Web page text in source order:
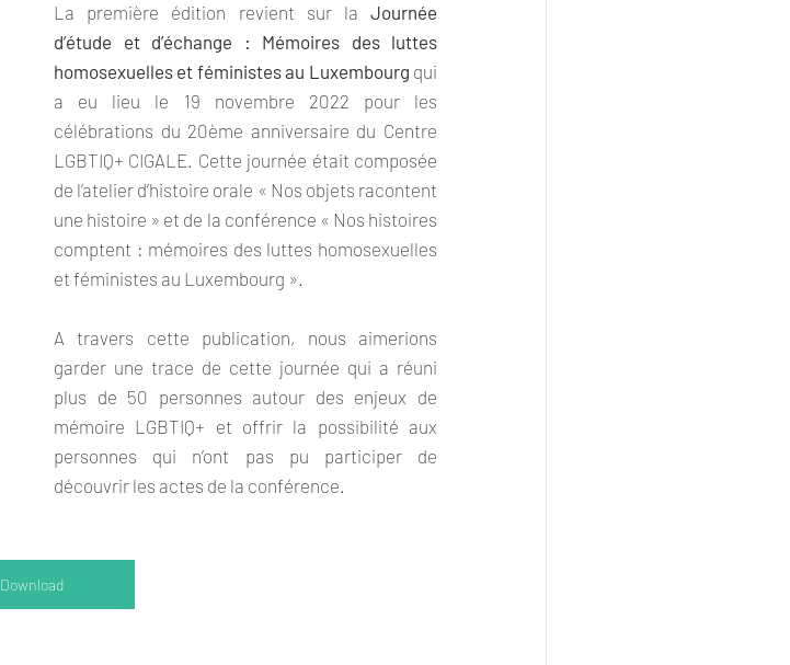
La première édition revient sur la Journée
d’étude et d’échange : Mémoires des luttes
homosexuelles et féministes au Luxembourg qui
a eu lieu le 19 novembre 2022 pour les
célébrations du 20ème anniversaire du Centre
LGBTIQ+ CIGALE. Cette journée était composée
de l’atelier d’histoire orale « Nos objets racontent
une histoire » et de la conférence « Nos histoires
comptent : mémoires des luttes homosexuelles
et féministes au Luxembourg ».
A travers cette publication, nous aimerions
garder une trace de cette journée qui a réuni
plus de 50 personnes autour des enjeux de
mémoire LGBTIQ+ et offrir la possibilité aux
personnes qui n’ont pas pu participer de
découvrir les actes de la conférence.
Download